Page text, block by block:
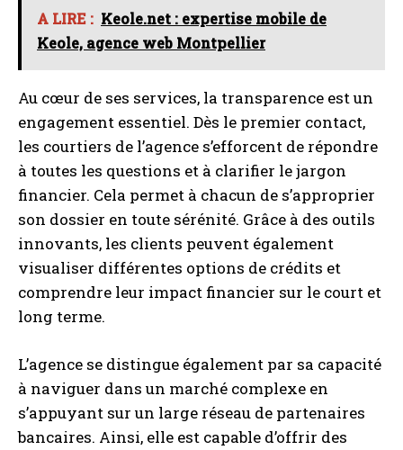
A LIRE : Keole.net : expertise mobile de
Keole, agence web Montpellier
Au cœur de ses services, la transparence est un
engagement essentiel. Dès le premier contact,
les courtiers de l’agence s’efforcent de répondre
à toutes les questions et à clarifier le jargon
financier. Cela permet à chacun de s’approprier
son dossier en toute sérénité. Grâce à des outils
innovants, les clients peuvent également
visualiser différentes options de crédits et
comprendre leur impact financier sur le court et
long terme.
L’agence se distingue également par sa capacité
à naviguer dans un marché complexe en
s’appuyant sur un large réseau de partenaires
bancaires. Ainsi, elle est capable d’offrir des